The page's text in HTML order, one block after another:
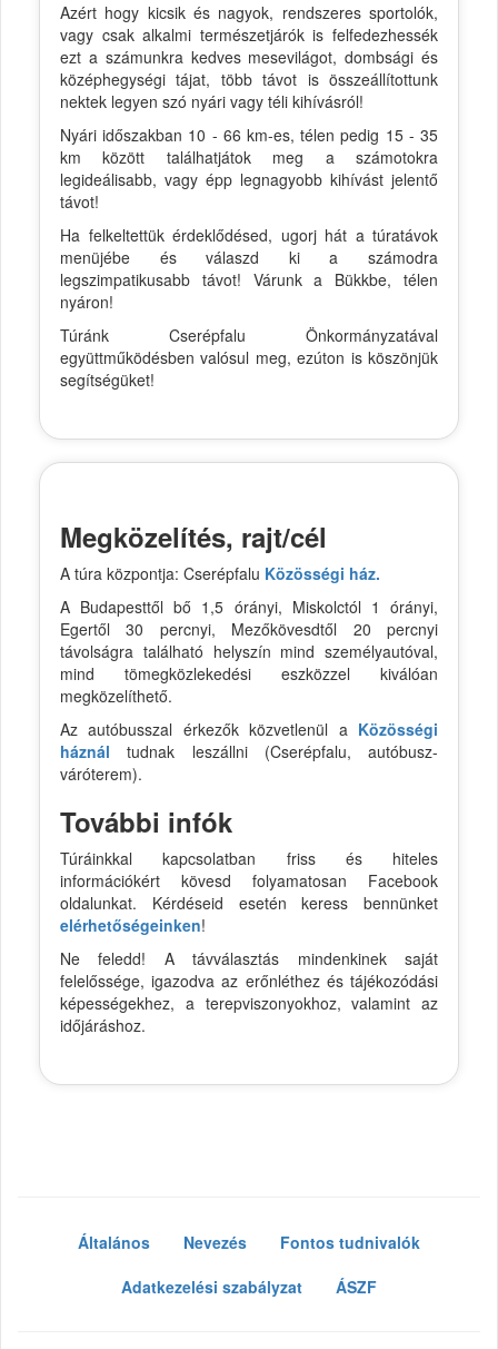
Azért hogy kicsik és nagyok, rendszeres sportolók,
vagy csak alkalmi természetjárók is felfedezhessék
ezt a számunkra kedves mesevilágot, dombsági és
középhegységi tájat, több távot is összeállítottunk
nektek legyen szó nyári vagy téli kihívásról!
Nyári időszakban 10 - 66 km-es, télen pedig 15 - 35
km között találhatjátok meg a számotokra
legideálisabb, vagy épp legnagyobb kihívást jelentő
távot!
Ha felkeltettük érdeklődésed, ugorj hát a túratávok
menüjébe és válaszd ki a számodra
legszimpatikusabb távot! Várunk a Bükkbe, télen
nyáron!
Túránk Cserépfalu Önkormányzatával
együttműködésben valósul meg, ezúton is köszönjük
segítségüket!
Megközelítés, rajt/cél
A túra központja: Cserépfalu Közösségi ház.
A Budapesttől bő 1,5 órányi, Miskolctól 1 órányi,
Egertől 30 percnyi, Mezőkövesdtől 20 percnyi
távolságra található helyszín mind személyautóval,
mind tömegközlekedési eszközzel kiválóan
megközelíthető.
Az autóbusszal érkezők közvetlenül a Közösségi
háznál tudnak leszállni (Cserépfalu, autóbusz-
váróterem).
További infók
Túráinkkal kapcsolatban friss és hiteles
információkért kövesd folyamatosan Facebook
oldalunkat. Kérdéseid esetén keress bennünket
elérhetőségeinken!
Ne feledd! A távválasztás mindenkinek saját
felelőssége, igazodva az erőnléthez és tájékozódási
képességekhez, a terepviszonyokhoz, valamint az
időjáráshoz.
Általános Nevezés
Fontos tudnivalók
Adatkezelési szabályzat
ÁSZF